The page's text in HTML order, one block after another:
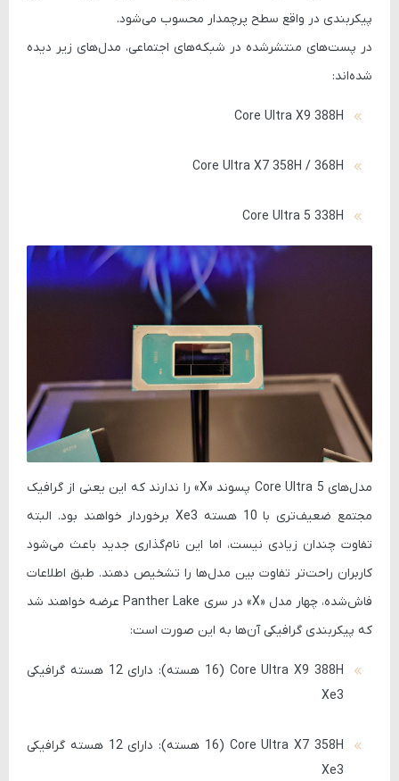
پیکربندی در واقع سطح پرچمدار محسوب می‌شود.
در پست‌های منتشرشده در شبکه‌های اجتماعی، مدل‌های زیر دیده
شده‌اند:
Core Ultra X9 388H
Core Ultra X7 358H / 368H
Core Ultra 5 338H
مدل‌های Core Ultra 5 پسوند «X»
را ندارند که این یعنی از گرافیک
مجتمع ضعیف‌تری با 10 هسته Xe3
برخوردار خواهند بود. البته
تفاوت چندان زیادی نیست، اما این نام‌گذاری جدید باعث می‌شود
کاربران راحت‌تر تفاوت بین مدل‌ها را تشخیص دهند. طبق اطلاعات
فاش‌شده، چهار مدل «X» در سری Panther Lake عرضه خواهند شد
که پیکربندی گرافیکی آن‌ها به این صورت است:
Core Ultra X9 388H (16 هسته)
: دارای 12 هسته گرافیکی
Xe3
Core Ultra X7 358H (16 هسته)
: دارای 12 هسته گرافیکی
Xe3